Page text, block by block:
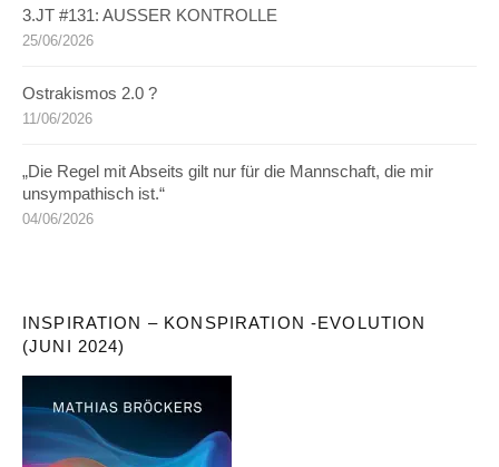
3.JT #131: AUSSER KONTROLLE
25/06/2026
Ostrakismos 2.0 ?
11/06/2026
„Die Regel mit Abseits gilt nur für die Mannschaft, die mir
unsympathisch ist.“
04/06/2026
INSPIRATION – KONSPIRATION -EVOLUTION
(JUNI 2024)